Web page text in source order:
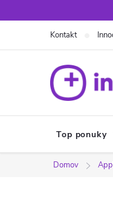
na
Kontakt
Top ponuky
Domov